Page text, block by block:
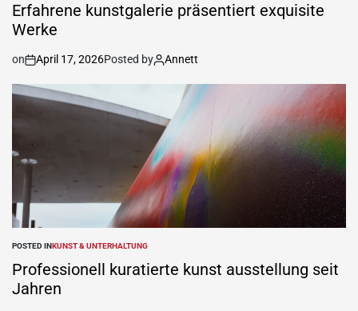
Erfahrene kunstgalerie präsentiert exquisite
Werke
on April 17, 2026Posted by Annett
POSTED INKUNST & UNTERHALTUNG
Professionell kuratierte kunst ausstellung seit
Jahren